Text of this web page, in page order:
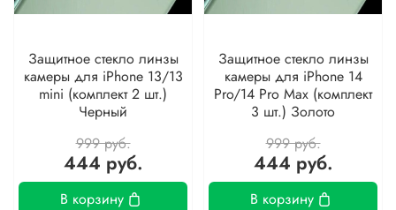
Защитное стекло линзы
камеры для iPhone 13/13
mini (комплект 2 шт.)
Черный
999 руб.
444 руб.
В корзину
Защитное стекло линзы
камеры для iPhone 14
Pro/14 Pro Max (комплект
3 шт.) Золото
999 руб.
444 руб.
В корзину